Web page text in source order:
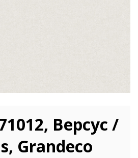
Версус /
Grandeco